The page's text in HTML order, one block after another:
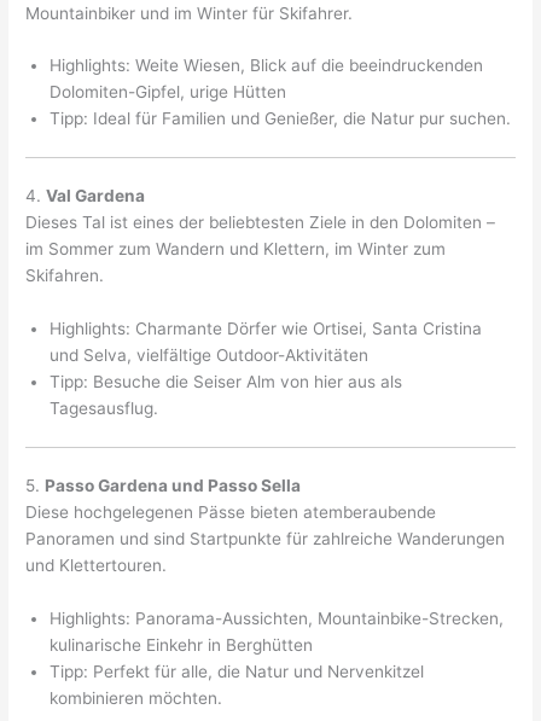
Mountainbiker und im Winter für Skifahrer.
Highlights: Weite Wiesen, Blick auf die beeindruckenden
Dolomiten-Gipfel, urige Hütten
Tipp: Ideal für Familien und Genießer, die Natur pur suchen.
4.Val Gardena
Dieses Tal ist eines der beliebtesten Ziele in den Dolomiten –
im Sommer zum Wandern und Klettern, im Winter zum
Skifahren.
Highlights: Charmante Dörfer wie Ortisei, Santa Cristina
und Selva, vielfältige Outdoor-Aktivitäten
Tipp: Besuche die Seiser Alm von hier aus als
Tagesausflug.
5. Passo Gardena und Passo Sella
Diese hochgelegenen Pässe bieten atemberaubende
Panoramen und sind Startpunkte für zahlreiche Wanderungen
und Klettertouren.
Highlights: Panorama-Aussichten, Mountainbike-Strecken,
kulinarische Einkehr in Berghütten
Tipp: Perfekt für alle, die Natur und Nervenkitzel
kombinieren möchten.